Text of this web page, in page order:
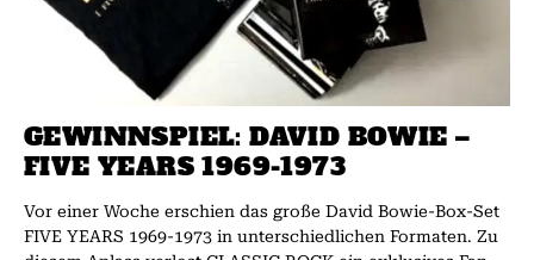
GEWINNSPIEL: DAVID BOWIE –
FIVE YEARS 1969-1973
Vor einer Woche erschien das große David Bowie-Box-Set
FIVE YEARS 1969-1973 in unterschiedlichen Formaten. Zu